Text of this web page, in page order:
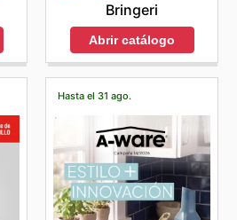
Bringeri
Abrir catálogo
Hasta el 31 ago.